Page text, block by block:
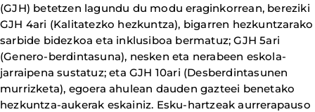
(GJH) betetzen lagundu du modu eraginkorrean, bereziki
GJH 4ari (Kalitatezko hezkuntza), bigarren hezkuntzarako
sarbide bidezkoa eta inklusiboa bermatuz; GJH 5ari
(Genero-berdintasuna), nesken eta nerabeen eskola-
jarraipena sustatuz; eta GJH 10ari (Desberdintasunen
murrizketa), egoera ahulean dauden gazteei benetako
hezkuntza-aukerak eskainiz. Esku-hartzeak aurrerapauso